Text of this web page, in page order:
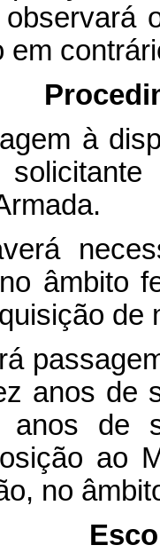
em
à
âmbito
de
anos de
anos de
ao
no